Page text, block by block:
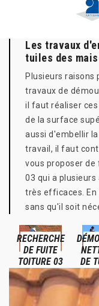
Les travaux
tuiles des
Plusieurs raisons
travaux de
il faut réaliser
de la surface
aussi d'embellir
travail, il faut
vous proposer de
03 qui a
très efficaces. En
sans qu'il soit
RECHERCHE
DE FUITE
TOITURE 03
DE